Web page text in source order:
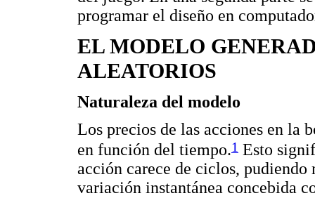
programar el diseño en
EL MODELO
ALEATORIOS
Naturaleza del modelo
Los precios de las acciones en la
en función del tiempo.1 Esto
acción carece de ciclos, pudiendo
variación instantánea concebida